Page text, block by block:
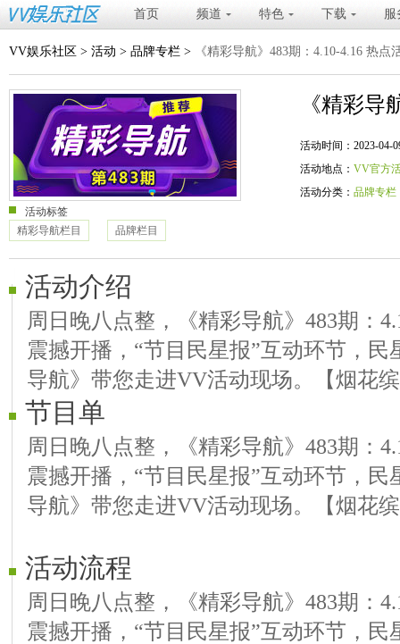
首页 频道 特色 下载 服
VV娱乐社区 > 活动 > 品牌专栏 > 《精彩导航》483期：4.10-4.16 热点
《精彩导
活动时间：2023-04-
活动地点： VV官方
活动分类： 品牌专栏
活动标签
精彩导航栏目
品牌栏目
活动介绍
周日晚八点整，《精彩导航》483期：
震撼开播，“节目民星报”互动环节，
导航》带您走进VV活动现场。【烟花
节目单
周日晚八点整，《精彩导航》483期：
震撼开播，“节目民星报”互动环节，
导航》带您走进VV活动现场。【烟花
活动流程
周日晚八点整，《精彩导航》483期：
震撼开播，“节目民星报”互动环节，